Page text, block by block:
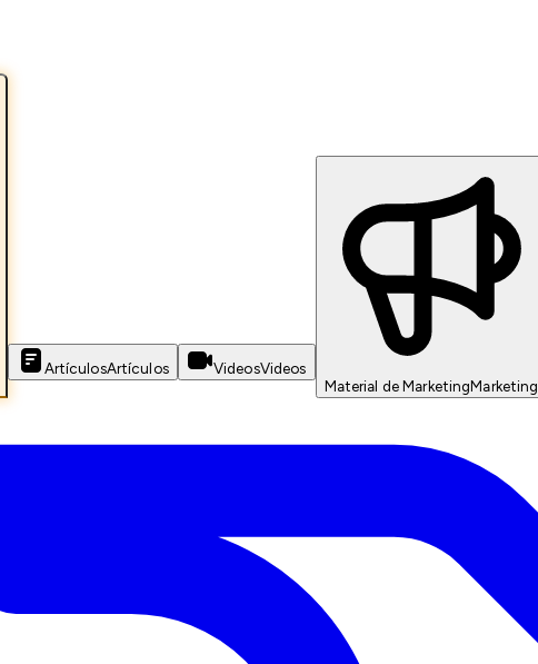
ArtículosArtículos VideosVideos
Material de MarketingMarketing